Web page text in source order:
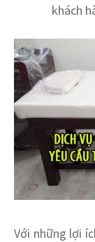
khách
Với những lợi